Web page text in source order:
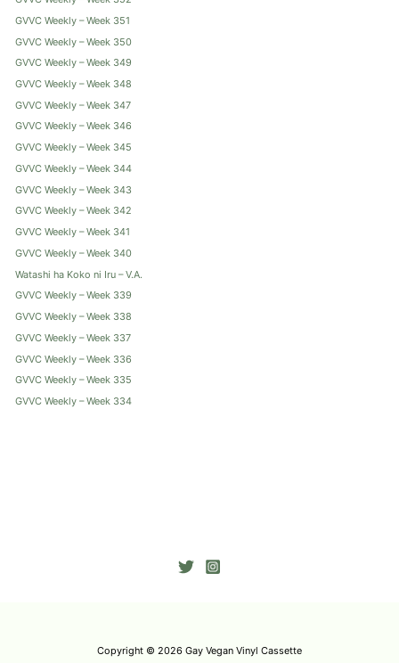
GVVC Weekly – Week 351
GVVC Weekly – Week 350
GVVC Weekly – Week 349
GVVC Weekly – Week 348
GVVC Weekly – Week 347
GVVC Weekly – Week 346
GVVC Weekly – Week 345
GVVC Weekly – Week 344
GVVC Weekly – Week 343
GVVC Weekly – Week 342
GVVC Weekly – Week 341
GVVC Weekly – Week 340
Watashi ha Koko ni Iru – V.A.
GVVC Weekly – Week 339
GVVC Weekly – Week 338
GVVC Weekly – Week 337
GVVC Weekly – Week 336
GVVC Weekly – Week 335
GVVC Weekly – Week 334
Copyright © 2026 Gay Vegan Vinyl Cassette